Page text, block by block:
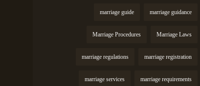
marriage guidance
marriage guide
Marriage Laws
Marriage Procedures
marriage registration
marriage regulations
marriage requirements
marriage services